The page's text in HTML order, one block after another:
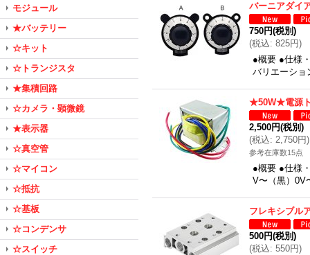
モジュール
★バッテリー
☆キット
☆トランジスタ
★集積回路
☆カメラ・顕微鏡
★表示器
☆真空管
☆マイコン
☆抵抗
☆基板
☆コンデンサ
☆スイッチ
バーニアダイ
750円(税別)
(税込: 825円)
●概要 ●仕様
バリエーシ
★50W★電源
2,500円(税別)
(税込: 2,750円)
参考在庫数15点
●概要 ●仕様
V〜（黒）0V
フレキシブル
500円(税別)
(税込: 550円)